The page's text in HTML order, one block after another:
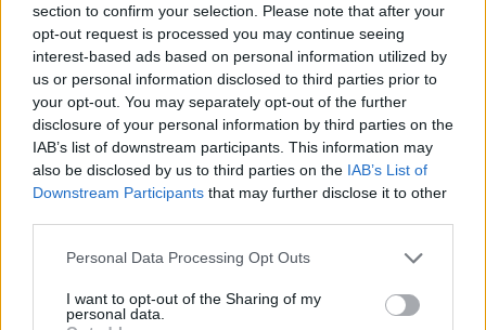
section to confirm your selection. Please note that after your
opt-out request is processed you may continue seeing
interest-based ads based on personal information utilized by
us or personal information disclosed to third parties prior to
your opt-out. You may separately opt-out of the further
disclosure of your personal information by third parties on the
IAB’s list of downstream participants. This information may
also be disclosed by us to third parties on the IAB’s List of
Downstream Participants that may further disclose it to other
Please note that this website/app uses one or more Google
not limited to your visit or usage behaviour. You may click to
grant or deny consent to Google and its third-party tags to
Personal Data Processing Opt Outs
I want to opt-out of the Sharing of my
personal data.
Attól még készültek az új és újabb lemezek. Han-na
Chang meg járta a világot, bár, mire hozzánk is
eljutott, már vén ló volt, talán már 16 éves is elmúlt.
Aztán ritkultak a lemezei, az utolsó 2008-ban jelent
meg, Vivaldi-album, az ember meg bólogatott, aki
korán kezdi, korán is hagyja abba a világsztárságot.
Pláne, ha csellista, és nem olyan szent ember, mint
Perényi Miklós, aki egész életét dobja oda annak a
maroknyi gordonkára írt zeneműnek a jobb és
mélyebb megértéséért.
tanulság nélküli, de Han-na Chang a cselló után
elindított egy második karriert is, vezényelni kezdett,